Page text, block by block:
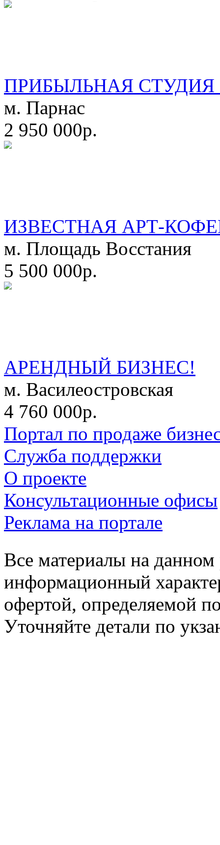
ПРИБЫЛЬНАЯ СТУДИЯ
м. Парнас
2 950 000р.
ИЗВЕСТНАЯ АРТ-
м. Площадь Восстания
5 500 000р.
АРЕНДНЫЙ БИЗНЕС!
м. Василеостровская
4 760 000р.
Портал по продаже
Служба поддержки
О проекте
Консультационные офисы
Реклама на портале
Все материалы на данном
информационный
офертой, определяемой
Уточняйте детали по